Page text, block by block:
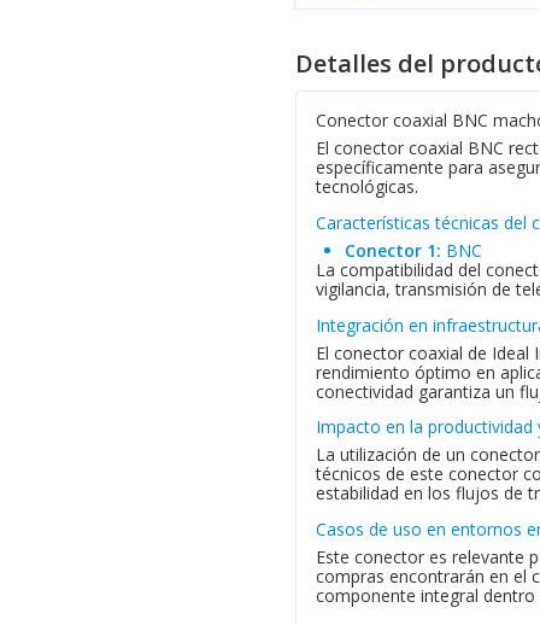
Detalles del
Conector coaxial BNC
El conector coaxial BNC
específicamente para
tecnológicas.
Características técnicas del
Conector 1: BNC
La compatibilidad del
vigilancia, transmisión de
Integración en
El conector coaxial de Ideal
rendimiento óptimo en
conectividad garantiza un
Impacto en la
La utilización de un
técnicos de este conector
estabilidad en los flujos de
Casos de uso en entornos
Este conector es relevante
compras encontrarán en el
componente integral